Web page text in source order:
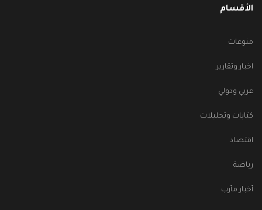
الأقسام
منوعات
اخبار وتقارير
عربي ودولي
كتابات وتحليلات
اقتصاد
رياضة
أخبار مأرب